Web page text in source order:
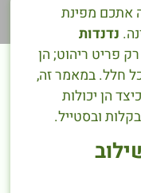
אתכם מפינת
נדנדות
פריט ריהוט; הן
חלל. במאמר זה,
הן יכולות
ובסטייל.